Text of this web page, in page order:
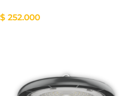
$ 252.000